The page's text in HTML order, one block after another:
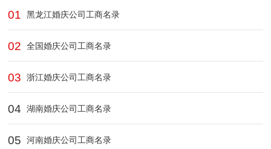
01 黑龙江婚庆公司工商名录
02 全国婚庆公司工商名录
03 浙江婚庆公司工商名录
04 湖南婚庆公司工商名录
05 河南婚庆公司工商名录